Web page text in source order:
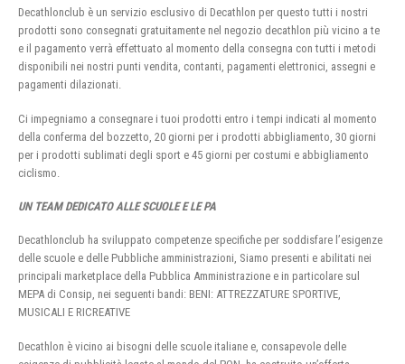
Decathlonclub è un servizio esclusivo di Decathlon per questo tutti i nostri
prodotti sono consegnati gratuitamente nel negozio decathlon più vicino a te
e il pagamento verrà effettuato al momento della consegna con tutti i metodi
disponibili nei nostri punti vendita, contanti, pagamenti elettronici, assegni e
pagamenti dilazionati.
Ci impegniamo a consegnare i tuoi prodotti entro i tempi indicati al momento
della conferma del bozzetto, 20 giorni per i prodotti abbigliamento, 30 giorni
per i prodotti sublimati degli sport e 45 giorni per costumi e abbigliamento
ciclismo.
UN TEAM DEDICATO ALLE SCUOLE E LE PA
Decathlonclub ha sviluppato competenze specifiche per soddisfare l’esigenze
delle scuole e delle Pubbliche amministrazioni, Siamo presenti e abilitati nei
principali marketplace della Pubblica Amministrazione e in particolare sul
MEPA di Consip, nei seguenti bandi: BENI: ATTREZZATURE SPORTIVE,
MUSICALI E RICREATIVE
Decathlon è vicino ai bisogni delle scuole italiane e, consapevole delle